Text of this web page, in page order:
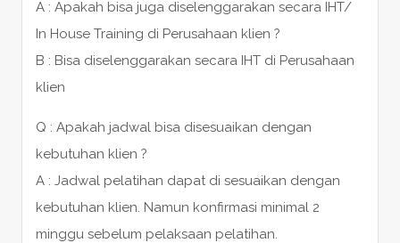
A : Apakah bisa juga diselenggarakan secara IHT/
In House Training di Perusahaan klien ?
B : Bisa diselenggarakan secara IHT di Perusahaan
klien
Q : Apakah jadwal bisa disesuaikan dengan
kebutuhan klien ?
A : Jadwal pelatihan dapat di sesuaikan dengan
kebutuhan klien. Namun konfirmasi minimal 2
minggu sebelum pelaksaan pelatihan.